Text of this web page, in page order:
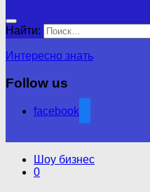
Найти:
Интересно знать
Follow us
facebook
Шоу бизнес
0